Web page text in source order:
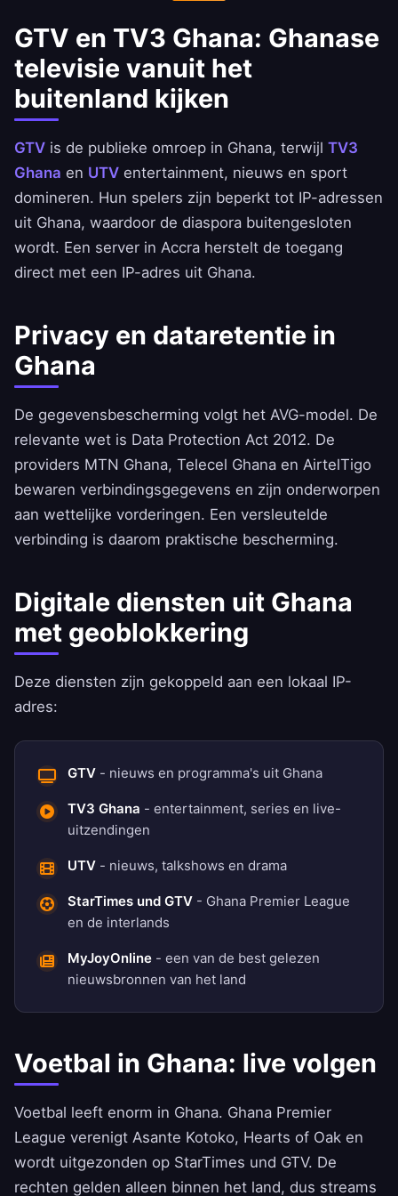
GTV en TV3 Ghana: Ghanase
televisie vanuit het
buitenland kijken
GTV is de publieke omroep in Ghana, terwijl TV3
Ghana en UTV entertainment, nieuws en sport
domineren. Hun spelers zijn beperkt tot IP-adressen
uit Ghana, waardoor de diaspora buitengesloten
wordt. Een server in Accra herstelt de toegang
direct met een IP-adres uit Ghana.
Privacy en dataretentie in
Ghana
De gegevensbescherming volgt het AVG-model. De
relevante wet is Data Protection Act 2012. De
providers MTN Ghana, Telecel Ghana en AirtelTigo
bewaren verbindingsgegevens en zijn onderworpen
aan wettelijke vorderingen. Een versleutelde
verbinding is daarom praktische bescherming.
Digitale diensten uit Ghana
met geoblokkering
Deze diensten zijn gekoppeld aan een lokaal IP-
adres:
GTV - nieuws en programma's uit Ghana
TV3 Ghana - entertainment, series en live-
uitzendingen
UTV - nieuws, talkshows en drama
StarTimes und GTV - Ghana Premier League
en de interlands
MyJoyOnline - een van de best gelezen
nieuwsbronnen van het land
Voetbal in Ghana: live volgen
Voetbal leeft enorm in Ghana. Ghana Premier
League verenigt Asante Kotoko, Hearts of Oak en
wordt uitgezonden op StarTimes und GTV. De
rechten gelden alleen binnen het land, dus streams